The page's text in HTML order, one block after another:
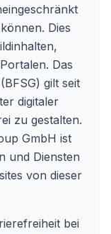
Dies
Das
gilt seit
digitaler
zu gestalten.
GmbH ist
und Diensten
von dieser
bei